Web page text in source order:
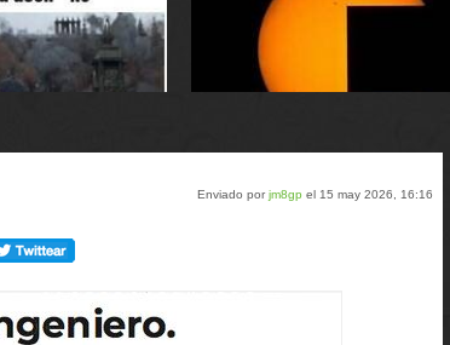
Enviado porjm8gp el 15 may 2026, 16:16